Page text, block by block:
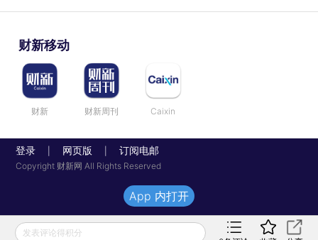
财新移动
财新 财新周刊 Caixin
登录 网页版 订阅电邮
Copyright 财新网 All Rights Reserved
发表评论得积分
App 内打开